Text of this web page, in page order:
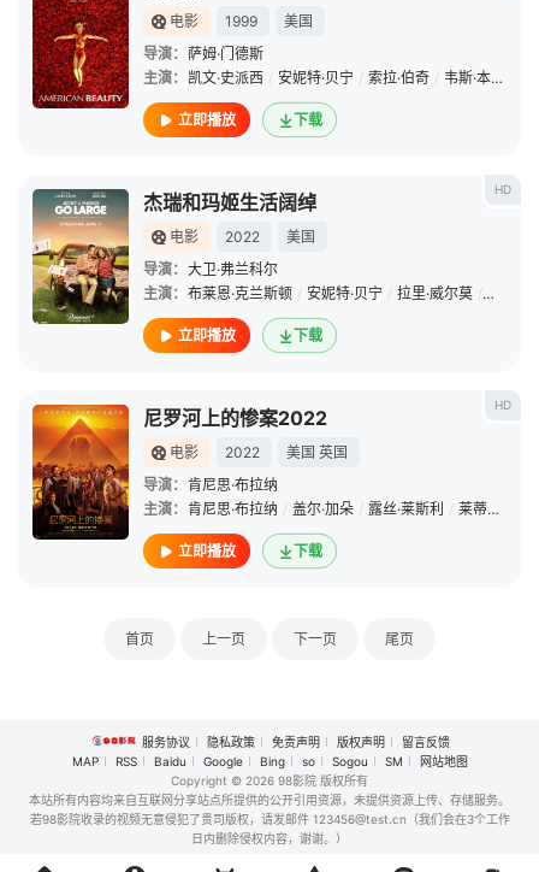
电影 1999
美国
导演： 萨姆·门德斯
主演： 凯文·史派西 / 安妮特·贝宁 / 索拉·伯奇 / 韦斯·本特利
立即播放 下载
HD
杰瑞和玛姬生活阔绰
电影 2022
美国
导演： 大卫·弗兰科尔
主演： 布莱恩·克兰斯顿 / 安妮特·贝宁 / 拉里·威尔莫 / 雷恩·威
立即播放 下载
HD
尼罗河上的惨案2022
电影 2022 美国 英国
导演： 肯尼思·布拉纳
主演： 肯尼思·布拉纳 / 盖尔·加朵 / 露丝·莱斯利 / 莱蒂希娅·赖特
立即播放 下载
首页 上一页 下一页 尾页
服务协议 隐私政策 免责声明 版权声明
留言反馈
MAP
RSS Baidu Google Bing so Sogou SM
网站地图
Copyright © 2026 98影院 版权所有
本站所有内容均来自互联网分享站点所提供的公开引用资源，未提供资源上传、存储服务。
若98影院收录的视频无意侵犯了贵司版权，请发邮件 123456@test.cn（我们会在3个工作
日内删除侵权内容，谢谢。）